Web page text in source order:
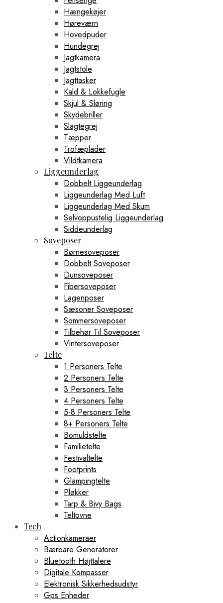
Hængekøjer
Høreværn
Hovedpuder
Hundegrej
Jagtkamera
Jagtstole
Jagttasker
Kald & Lokkefugle
Skjul & Sløring
Skydebriller
Slagtegrej
Tæpper
Trofæplader
Vildtkamera
Liggeunderlag
Dobbelt Liggeunderlag
Liggeunderlag Med Luft
Liggeunderlag Med Skum
Selvoppustelig Liggeunderlag
Siddeunderlag
Soveposer
Børnesoveposer
Dobbelt Soveposer
Dunsoveposer
Fibersoveposer
Lagenposer
Sæsoner Soveposer
Sommersoveposer
Tilbehør Til Soveposer
Vintersoveposer
Telte
1 Personers Telte
2 Personers Telte
3 Personers Telte
4 Personers Telte
5-8 Personers Telte
8+ Personers Telte
Bomuldstelte
Familietelte
Festivaltelte
Footprints
Glampingtelte
Pløkker
Tarp & Bivy Bags
Teltovne
Tech
Actionkameraer
Bærbare Generatorer
Bluetooth Højttalere
Digitale Kompasser
Elektronisk Sikkerhedsudstyr
Gps Enheder